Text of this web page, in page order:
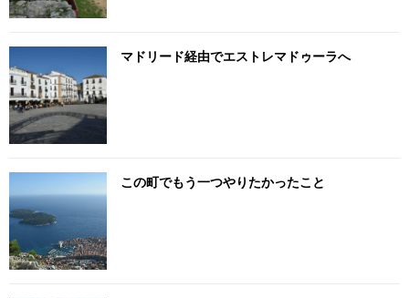
マドリード経由でエストレマドゥーラへ
この町でもう一つやりたかったこと